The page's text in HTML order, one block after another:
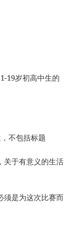
19岁初高中生的
不包括标题
关于有意义的生活
须是为这次比赛而